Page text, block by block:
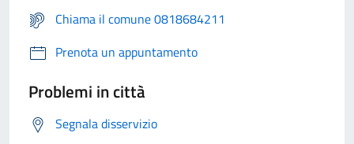
Chiama il comune 0818684211
Prenota un appuntamento
Problemi in città
Segnala disservizio